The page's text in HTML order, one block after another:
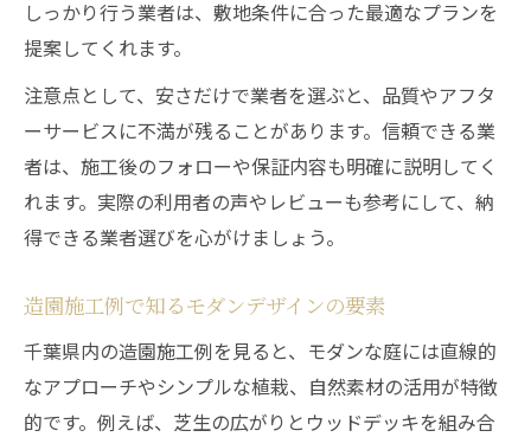
しっかり行う業者は、敷地条件に合った最適なプランを
提案してくれます。
注意点として、安さだけで業者を選ぶと、品質やアフタ
ーサービスに不満が残ることがあります。信頼できる業
者は、施工後のフォローや保証内容も明確に説明してく
れます。実際の利用者の声やレビューも参考にして、納
得できる業者選びを心がけましょう。
造園施工例で知るモダンデザインの要素
千葉県内の造園施工例を見ると、モダンな庭には直線的
なアプローチやシンプルな植栽、自然素材の活用が特徴
的です。例えば、芝生の広がりとウッドデッキを組み合